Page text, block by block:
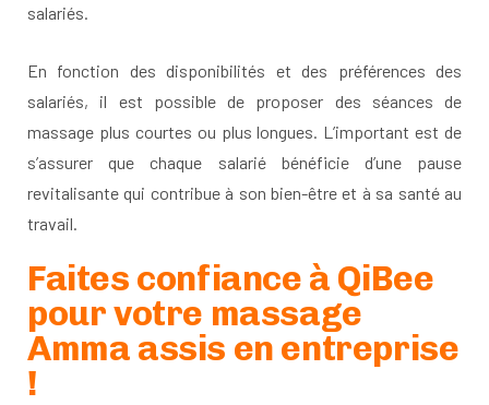
salariés.
En fonction des disponibilités et des préférences des
salariés, il est possible de proposer des séances de
massage plus courtes ou plus longues. L’important est de
s’assurer que chaque salarié bénéficie d’une pause
revitalisante qui contribue à son bien-être et à sa santé au
travail.
Faites confiance à QiBee
pour votre massage
Amma assis en entreprise
!